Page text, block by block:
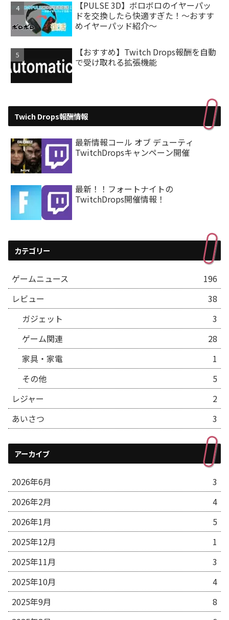
【PULSE 3D】ボロボロのイヤーパッ
ドを交換したら快適すぎた！～おすす
めイヤーパッド紹介～
【おすすめ】Twitch Drops報酬を自動
で受け取れる拡張機能
Twich Drops報酬情報
最新情報コール オブ デューティ
TwitchDropsキャンペーン開催
最新！！フォートナイトの
TwitchDrops開催情報！
カテゴリー
ゲームニュース
196
レビュー
38
ガジェット
3
ゲーム関連
28
家具・家電
1
その他
5
レジャー
2
あいさつ
3
アーカイブ
2026年6月
3
2026年2月
4
2026年1月
5
2025年12月
1
2025年11月
3
2025年10月
4
2025年9月
8